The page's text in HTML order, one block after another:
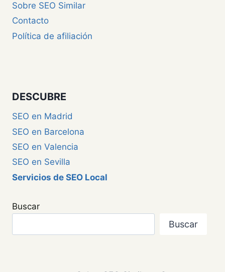
Sobre SEO Similar
Contacto
Política de afiliación
DESCUBRE
SEO en Madrid
SEO en Barcelona
SEO en Valencia
SEO en Sevilla
Servicios de SEO Local
Buscar
Buscar